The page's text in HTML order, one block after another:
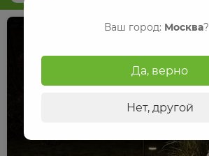
Ваш город: Москва?
Да, верно
Нет, другой